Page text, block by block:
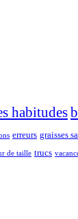
habitudes
erreurs graisses
de taille trucs